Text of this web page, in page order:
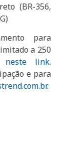
(BR-356,
para
a 250
neste link.
e para
.